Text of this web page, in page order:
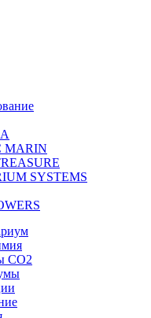
MARIN
SYSTEMS
СО2